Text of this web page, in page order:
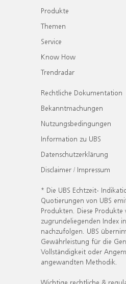
Produkte
Themen
Service
Know How
Trendradar
Rechtliche Dokumentation
Bekanntmachungen
Nutzungsbedingungen
Information zu UBS
Datenschutzerklärung
Disclaimer / Impressum
* Die UBS Echtzeit-
Quotierungen von UBS
Produkten. Diese Produkte
zugrundeliegenden Index
nachzufolgen. UBS
Gewährleistung für die
Vollständigkeit oder
angewandten Methodik.